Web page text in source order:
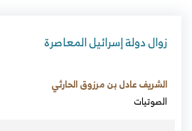
زوال دولة إسرائيل المعاصرة
الشريف عادل بن مرزوق الحارثي
الصوتيات